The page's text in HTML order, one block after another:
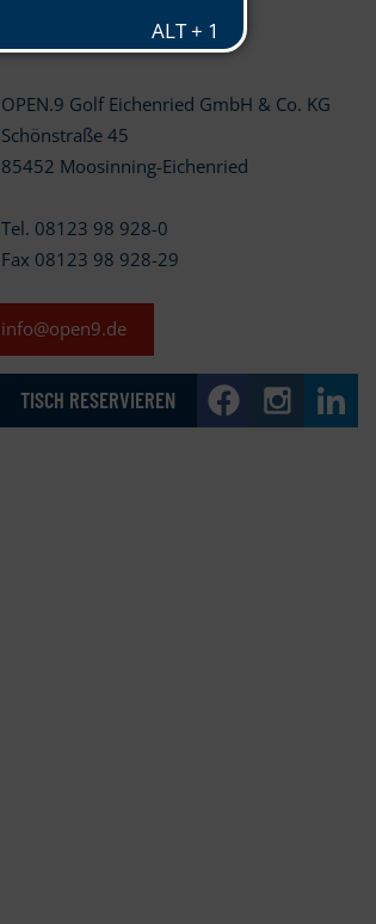
OPEN.9 Golf Eichenried GmbH & Co. KG
Schönstraße 45
85452 Moosinning-Eichenried
Tel. 08123 98 928-0
Fax 08123 98 928-29
info@open9.de
TISCH RESERVIEREN